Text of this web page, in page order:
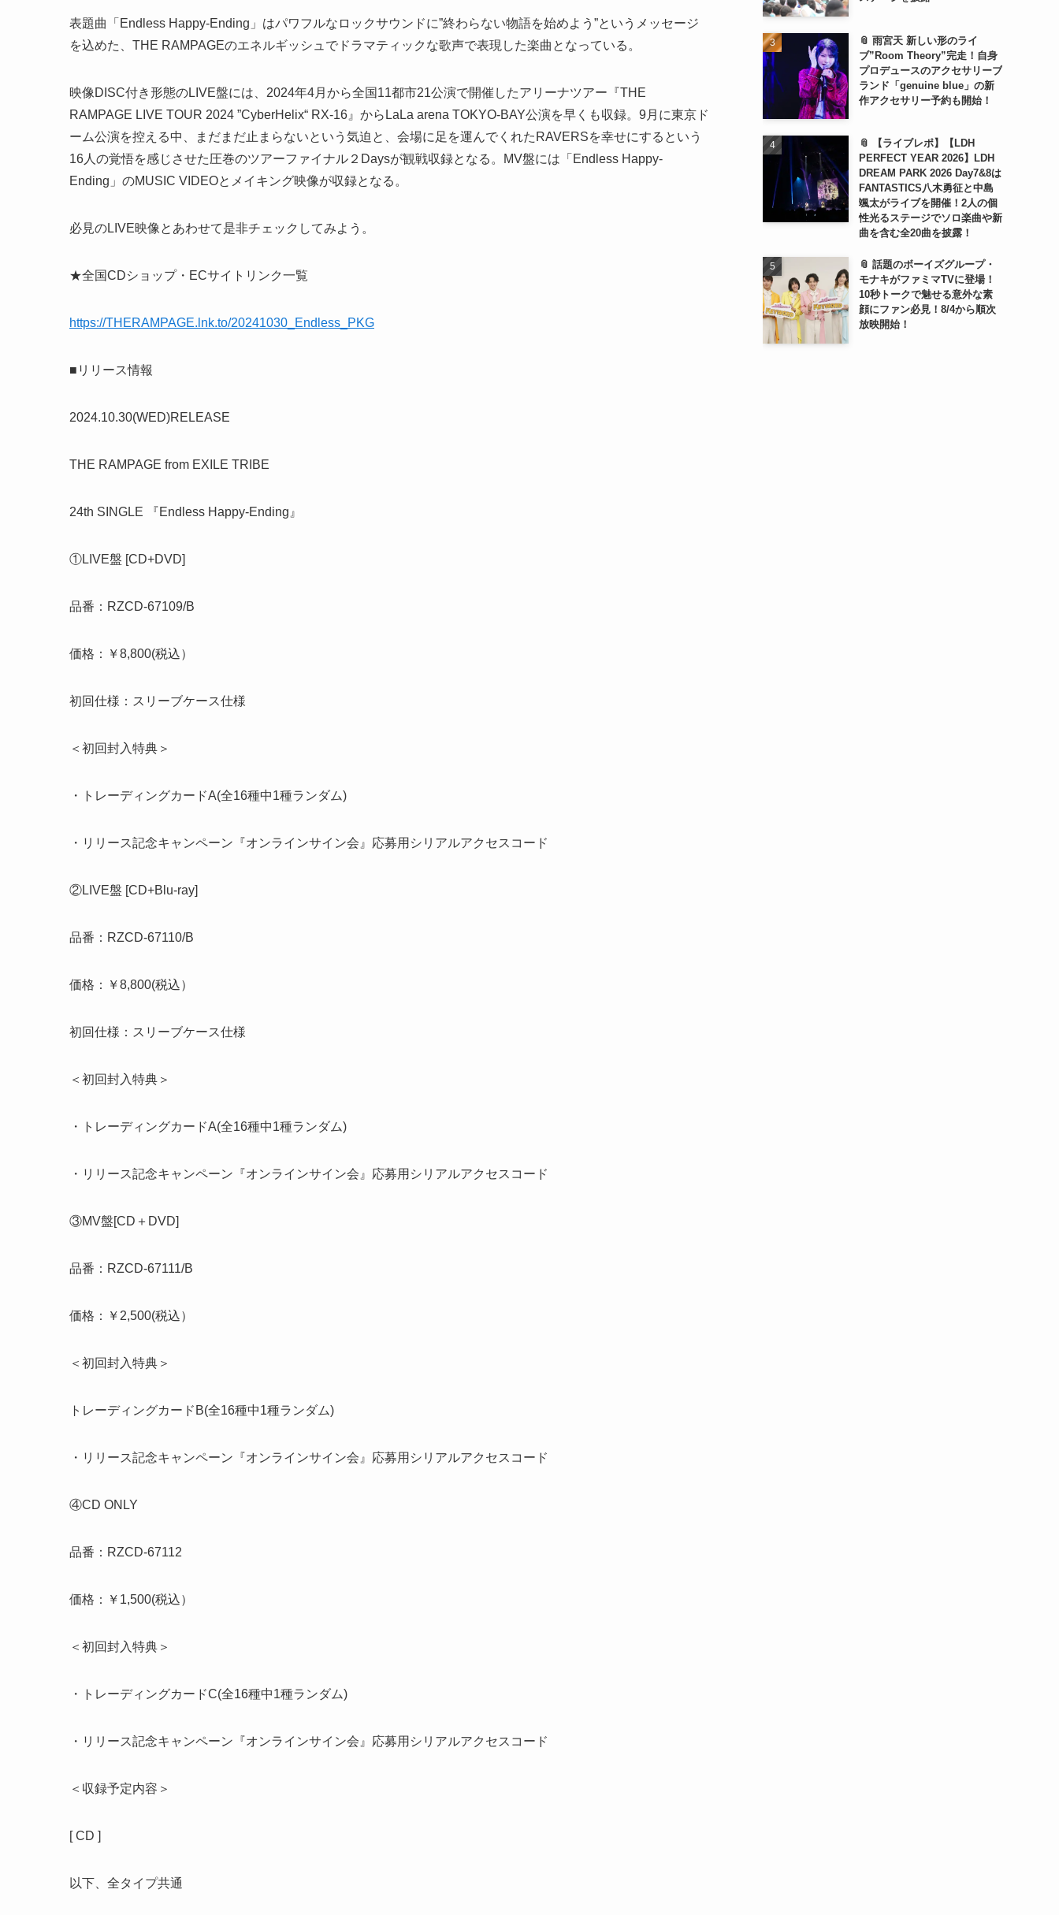
表題曲「Endless Happy-Ending」はパワフルなロックサウンドに”終わらない物語を始めよう”というメッセージ
を込めた、THE RAMPAGEのエネルギッシュでドラマティックな歌声で表現した楽曲となっている。
映像DISC付き形態のLIVE盤には、2024年4⽉から全国11都市21公演で開催したアリーナツアー『THE
RAMPAGE LIVE TOUR 2024 ”CyberHelix“ RX-16』からLaLa arena TOKYO-BAY公演を早くも収録。9月に東京ド
ーム公演を控える中、まだまだ止まらないという気迫と、会場に足を運んでくれたRAVERSを幸せにするという
16人の覚悟を感じさせた圧巻のツアーファイナル２Daysが観戦収録となる。MV盤には「Endless Happy-
Ending」のMUSIC VIDEOとメイキング映像が収録となる。
必見のLIVE映像とあわせて是非チェックしてみよう。
★全国CDショップ・ECサイトリンク一覧
https://THERAMPAGE.lnk.to/20241030_Endless_PKG
■リリース情報
2024.10.30(WED)RELEASE
THE RAMPAGE from EXILE TRIBE
24th SINGLE 『Endless Happy-Ending』
①LIVE盤 [CD+DVD]
品番：RZCD-67109/B
価格：￥8,800(税込）
初回仕様：スリーブケース仕様
＜初回封入特典＞
・トレーディングカードA(全16種中1種ランダム)
・リリース記念キャンペーン『オンラインサイン会』応募用シリアルアクセスコード
②LIVE盤 [CD+Blu-ray]
品番：RZCD-67110/B
価格：￥8,800(税込）
初回仕様：スリーブケース仕様
＜初回封入特典＞
・トレーディングカードA(全16種中1種ランダム)
・リリース記念キャンペーン『オンラインサイン会』応募用シリアルアクセスコード
③MV盤[CD＋DVD]
品番：RZCD-67111/B
価格：￥2,500(税込）
＜初回封入特典＞
トレーディングカードB(全16種中1種ランダム)
・リリース記念キャンペーン『オンラインサイン会』応募用シリアルアクセスコード
④CD ONLY
品番：RZCD-67112
価格：￥1,500(税込）
＜初回封入特典＞
・トレーディングカードC(全16種中1種ランダム)
・リリース記念キャンペーン『オンラインサイン会』応募用シリアルアクセスコード
＜収録予定内容＞
[ CD ]
以下、全タイプ共通
📎 雨宮天 新しい形のライ
ブ”Room Theory”完走！自身
プロデュースのアクセサリーブ
ランド「genuine blue」の新
作アクセサリー予約も開始！
📎 【ライブレポ】【LDH
PERFECT YEAR 2026】LDH
DREAM PARK 2026 Day7&8は
FANTASTICS八木勇征と中島
颯太がライブを開催！2人の個
性光るステージでソロ楽曲や新
曲を含む全20曲を披露！
📎 話題のボーイズグループ・
モナキがファミマTVに登場！
10秒トークで魅せる意外な素
顔にファン必見！8/4から順次
放映開始！